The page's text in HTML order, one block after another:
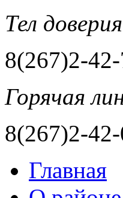
Тел
8(267)2-
Горячая
8(267)2-
Главная